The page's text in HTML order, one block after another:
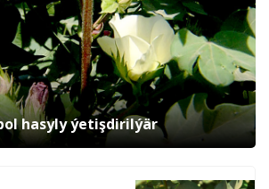
hasyly ýetişdirilýär